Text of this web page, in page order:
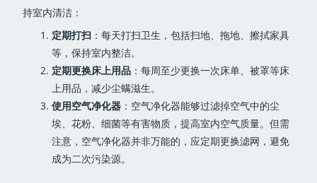
持室内清洁：
定期打扫 ：每天打扫卫生，包括扫地、拖地、擦拭家具
等，保持室内整洁。
定期更换床上用品 ：每周至少更换一次床单、被罩等床
上用品，减少尘螨滋生。
使用空气净化器 ：空气净化器能够过滤掉空气中的尘
埃、花粉、细菌等有害物质，提高室内空气质量。但需
注意，空气净化器并非万能的，应定期更换滤网，避免
成为二次污染源。